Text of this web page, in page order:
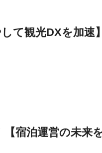
て観光DXを加速】
宿泊運営の未来